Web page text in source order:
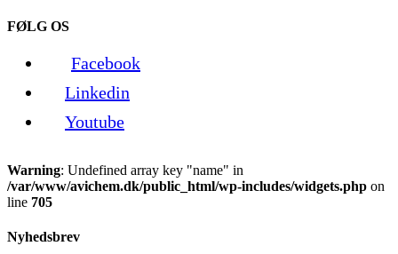
FØLG OS
Facebook
Linkedin
Youtube
Warning: Undefined array key "name" in
/var/www/avichem.dk/public_html/wp-includes/widgets.php on
line 705
Nyhedsbrev